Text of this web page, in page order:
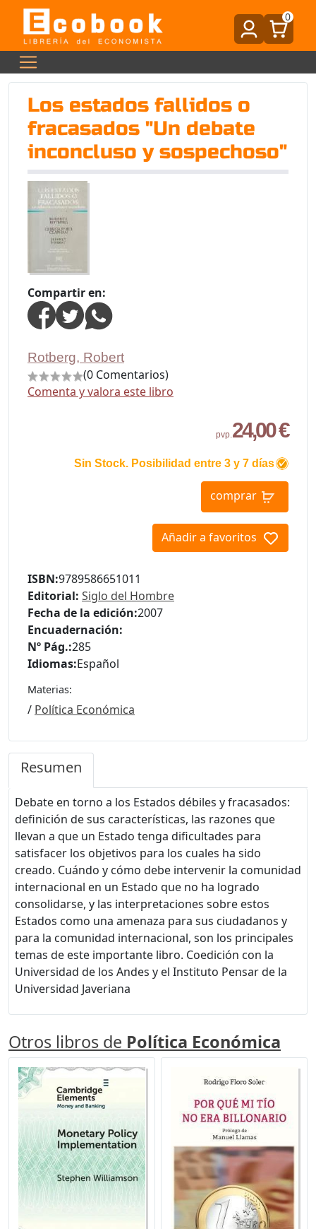
0
Los estados fallidos o
fracasados "Un debate
inconcluso y sospechoso"
Compartir en:
Rotberg, Robert
(0 Comentarios)
Comenta y valora este libro
pvp.24,00 €
Sin Stock. Posibilidad entre 3 y 7 días
comprar
Añadir a favoritos
ISBN:9789586651011
Editorial: Siglo del Hombre
Fecha de la edición:2007
Encuadernación:
Nº Pág.:285
Idiomas:Español
Materias:
/ Política Económica
Resumen
Debate en torno a los Estados débiles y fracasados:
definición de sus características, las razones que
llevan a que un Estado tenga dificultades para
satisfacer los objetivos para los cuales ha sido
creado. Cuándo y cómo debe intervenir la comunidad
internacional en un Estado que no ha logrado
consolidarse, y las interpretaciones sobre estos
Estados como una amenaza para sus ciudadanos y
para la comunidad internacional, son los principales
temas de este importante libro. Coedición con la
Universidad de los Andes y el Instituto Pensar de la
Universidad Javeriana
Otros libros de Política Económica